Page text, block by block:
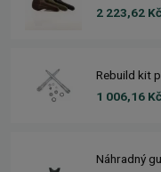
2 223,62 Kč
Rebuild kit
1 006,16 Kč
Náhradný